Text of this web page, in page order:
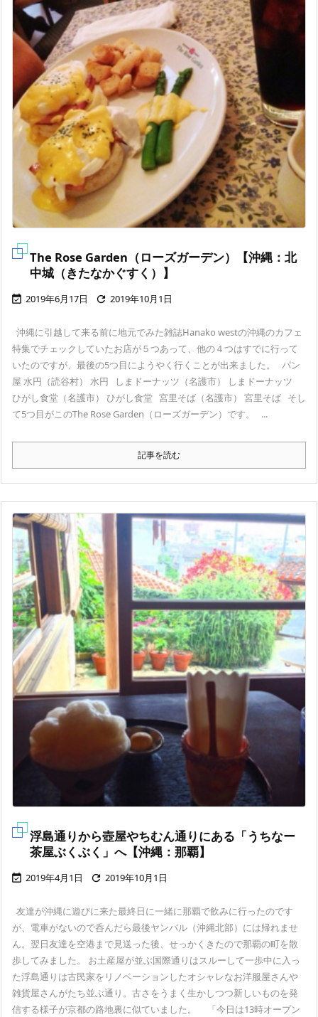
The Rose Garden（ローズガーデン）【沖縄：北
中城（きたなかぐすく）】
 2019年6月17日  2019年10月1日
沖縄に引越して来る前に地元でみた雑誌Hanako westの沖縄のカフェ
特集でチェックしていたお店が５つあって、他の４つはすでに行って
いたのですが、最後の5つ目にようやく行くことが出来ました。 パン
屋 水円（読谷村） 水円 しまドーナッツ（名護市） しまドーナッツ
ひがし食堂（名護市） ひがし食堂 宮里そば（名護市） 宮里そば そし
て5つ目がこのThe Rose Garden（ローズガーデン）です。 ...
記事を読む
浮島通りから壺屋やちむん通りにある「うちなー
茶屋ぶくぶく」へ【沖縄：那覇】
 2019年4月1日  2019年10月1日
友達が沖縄に遊びに来た最終日に一緒に那覇で飲みに行ったのです
が、電車がないので呑んだら最後ヤンバル（沖縄北部）には帰れませ
ん。翌日友達を空港まで見送った後、せっかくきたので那覇の町を散
歩してみました。 お土産屋が並ぶ国際通りはスルーして一歩中に入っ
た浮島通りは古民家をリノベーションしたオシャレなお洋服屋さんや
雑貨屋さんがたち並ぶ通り。古さをうまく生かしつつ新しいものを発
信する様子が京都の路地裏に似ていました。 「今日は13時オープン